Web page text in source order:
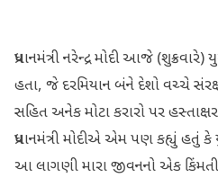
પ્રધાનમંત્રી નરેન્દ્ર મોદી આજે
હતા, જે દરમિયાન બંને દેશો વચ્ચે
સહિત અનેક મોટા કરારો પર
પ્રધાનમંત્રી મોદીએ એમ પણ કહ્યું
આ લાગણી મારા જીવનનો એક